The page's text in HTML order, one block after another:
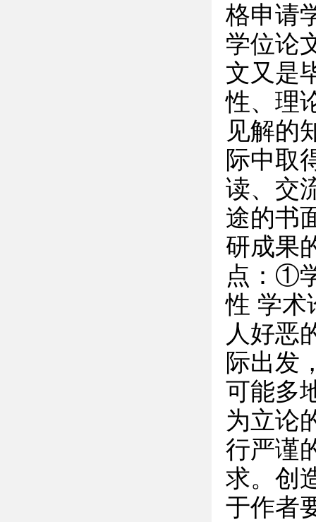
格申请
学位论
文又是
性、理
见解的
际中取
读、交
途的书
研成果
点：①
性 学术
人好恶
际出发
可能多
为立论
行严谨
求。创
于作者